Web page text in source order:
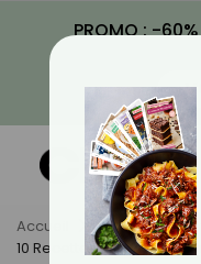
PROMO : -
Accueil Actus
10 Recettes De Tartines